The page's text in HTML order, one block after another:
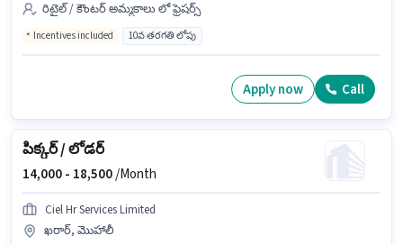
రిటైల్ / కౌంటర్ అమ్మకాలు లో ఫ్రెషర్స్
Incentives included 10వ తరగతి లోపు
Apply now Call
పిక్కర్ / లోడర్
14,000 - 18,500/Month
Ciel Hr Services Limited
ఖరార్, మొహాలీ